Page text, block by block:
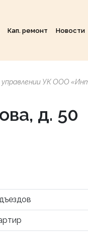
Кап. ремонт Новости
УК ООО
д. 50